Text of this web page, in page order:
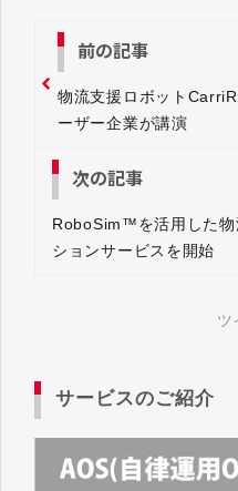
前の記事
物流支援ロボット
ーザー企業が講演
次の記事
RoboSim™を活用した物
ションサービスを開始
ツ
サービスのご紹介